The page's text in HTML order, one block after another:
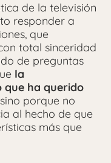
de la televisión
responder a
que
total sinceridad
de preguntas
la
que ha querido
porque no
al hecho de que
más que